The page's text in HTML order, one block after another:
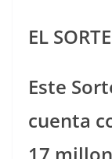
EL
Este
cuenta
17